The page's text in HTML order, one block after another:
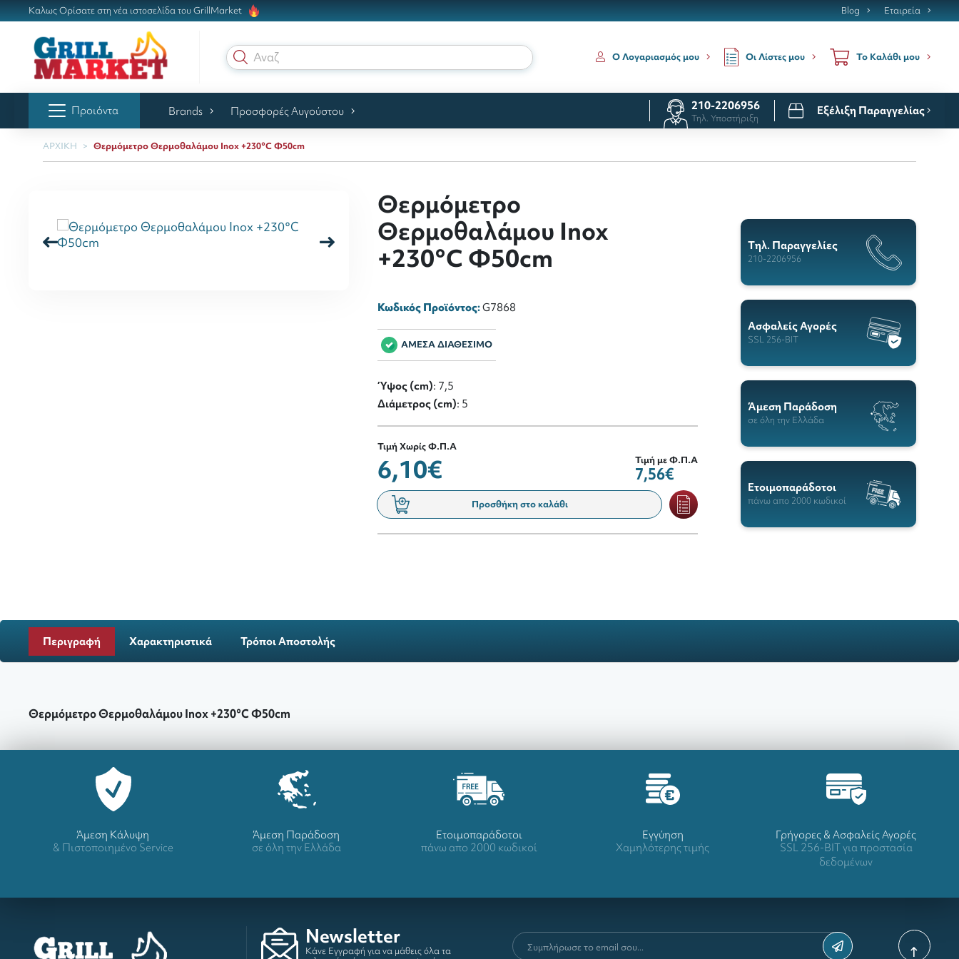
Καλως Ορίσατε στη νέα ιστοσελίδα του GrillMarket Blog Εταιρεία
Αναζήτησ Ο Λογαριασμός μου Οι Λίστες μου Το Καλάθι μου
Προιόντα Brands Προσφορές Αυγούστου 210-2206956
Τηλ. Υποστήριξη
Εξέλιξη Παραγγελίας
ΑΡΧΙΚΗ Θερμόμετρο Θερμοθαλάμου Inox +230°C Φ50cm
Θερμόμετρο
Θερμοθαλάμου Inox
+230°C Φ50cm
Κωδικός Προϊόντος:G7868
ΑΜΕΣΑ ΔΙΑΘΕΣΙΜΟ
Ύψος (cm): 7,5
Διάμετρος (cm): 5
Τιμή Χωρίς Φ.Π.Α
6,10€ Τιμή με Φ.Π.Α
7,56€
Προσθήκη στο καλάθι
Tηλ. Παραγγελίες
210-2206956
Ασφαλείς Αγορές
SSL 256-BIT
Άμεση Παράδοση
σε όλη την Ελλάδα
Ετοιμοπαράδοτοι
πάνω απο 2000 κωδικοί
Περιγραφή Χαρακτηριστικά Τρόποι Αποστολής
Θερμόμετρο Θερμοθαλάμου Inox +230°C Φ50cm
Άμεση Κάλυψη
& Πιστοποιημένο Service
Άμεση Παράδοση
σε όλη την Ελλάδα
Ετοιμοπαράδοτοι
πάνω απο 2000 κωδικοί
Eγγύηση
Χαμηλότερης τιμής
Γρήγορες & Ασφαλείς Αγορές
SSL 256-BIT για προστασία
δεδομένων
Newsletter
Κάνε Εγγραφή για να μάθεις όλα τα